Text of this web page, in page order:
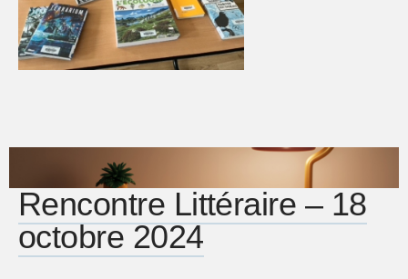
Rencontre Littéraire – 18
octobre 2024